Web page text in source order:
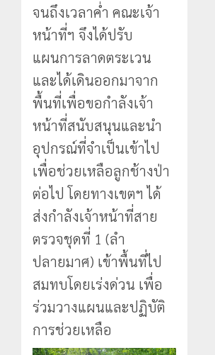
จนถึงเวลาค่ำ คณะเจ้า
หน้าที่ฯ จึงได้ปรับ
แผนการลาดตระเวน
และได้เดินออกมาจาก
พื้นที่เพื่อขอกำลังเจ้า
หน้าที่สนับสนุนและนำ
อุปกรณ์ที่จำเป็นเข้าไป
เพื่อช่วยเหลือลูกช้างป่า
ต่อไป โดยทางเขตฯ ได้
ส่งกำลังเจ้าหน้าที่สาย
ตรวจชุดที่ 1 (ลำ
ปลายมาศ) เข้าพื้นที่ไป
สมทบโดยเร่งด่วน เพื่อ
ร่วมวางแผนและปฏิบัติ
การช่วยเหลือ